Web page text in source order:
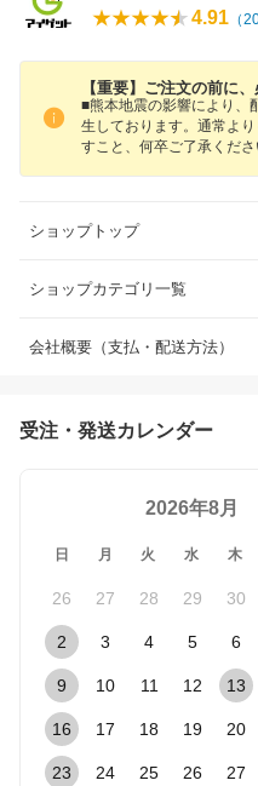
4.91 （
【重要】ご注文の前に
■熊本地震の影響により、
生しております。通常よ
すこと、何卒ご了承くだ
ショップトップ
ショップカテゴリ一覧
会社概要（支払・配送方法）
受注・発送カレンダー
2026年8月
日 月 火 水 木
26 27 28 29 30
2 3 4 5 6
9 10 11 12 13
16 17 18 19 20
23 24 25 26 27